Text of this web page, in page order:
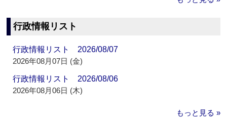
行政情報リスト
行政情報リスト 2026/08/07
2026年08月07日 (金)
行政情報リスト 2026/08/06
2026年08月06日 (木)
もっと見る »